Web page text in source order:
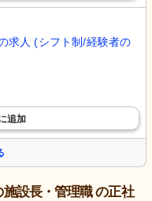
求人 (シフト制/経験者の
追加
設長・管理職 の正社